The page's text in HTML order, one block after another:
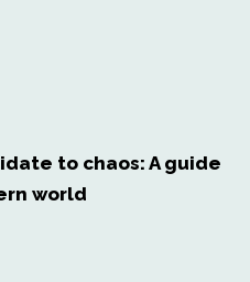
to chaos: A guide
world